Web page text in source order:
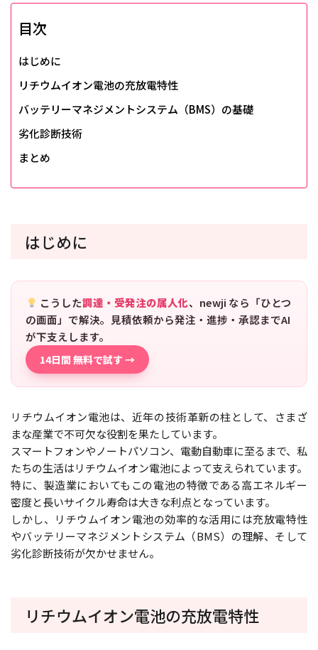
目次
はじめに
リチウムイオン電池の充放電特性
バッテリーマネジメントシステム（BMS）の基礎
劣化診断技術
まとめ
はじめに
こうした調達・受発注の属人化、newji なら「ひとつ
の画面」で解決。見積依頼から発注・進捗・承認までAI
が下支えします。
14日間 無料で試す →
リチウムイオン電池は、近年の技術革新の柱として、さまざ
まな産業で不可欠な役割を果たしています。
スマートフォンやノートパソコン、電動自動車に至るまで、私
たちの生活はリチウムイオン電池によって支えられています。
特に、製造業においてもこの電池の特徴である高エネルギー
密度と長いサイクル寿命は大きな利点となっています。
しかし、リチウムイオン電池の効率的な活用には充放電特性
やバッテリーマネジメントシステム（BMS）の理解、そして
劣化診断技術が欠かせません。
リチウムイオン電池の充放電特性